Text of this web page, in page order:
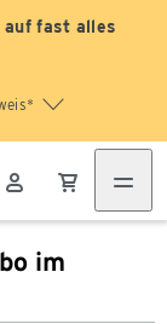
auf fast alles
im